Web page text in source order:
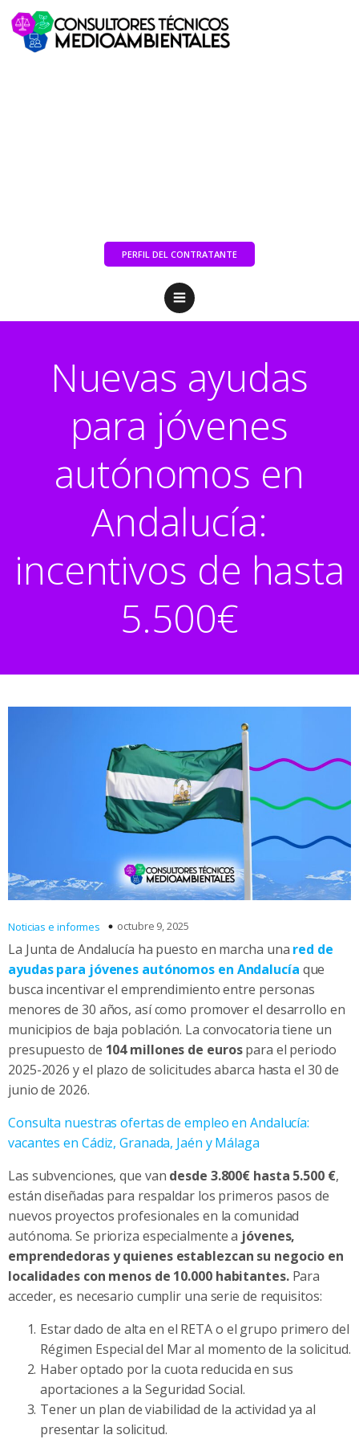
PERFIL DEL CONTRATANTE
Nuevas ayudas
para jóvenes
autónomos en
Andalucía:
incentivos de hasta
5.500€
Noticias e informes octubre 9, 2025
La Junta de Andalucía ha puesto en marcha una red de
ayudas para jóvenes autónomos en Andalucía que
busca incentivar el emprendimiento entre personas
menores de 30 años, así como promover el desarrollo en
municipios de baja población. La convocatoria tiene un
presupuesto de 104 millones de eurospara el periodo
2025-2026 y el plazo de solicitudes abarca hasta el 30 de
junio de 2026.
Consulta nuestras ofertas de empleo en Andalucía:
vacantes en Cádiz, Granada, Jaén y Málaga
Las subvenciones, que van desde 3.800€ hasta 5.500 €,
están diseñadas para respaldar los primeros pasos de
nuevos proyectos profesionales en la comunidad
autónoma. Se prioriza especialmente a jóvenes,
emprendedoras y quienes establezcan su negocio en
localidades con menos de 10.000 habitantes. Para
acceder, es necesario cumplir una serie de requisitos:
Estar dado de alta en el RETA o el grupo primero del
Régimen Especial del Mar al momento de la solicitud.
Haber optado por la cuota reducida en sus
aportaciones a la Seguridad Social.
Tener un plan de viabilidad de la actividad ya al
presentar la solicitud.